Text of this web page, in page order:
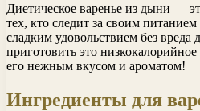
Диетическое варенье из дыни —
тех, кто следит за своим питанием
сладким удовольствием без
приготовить это
его нежным вкусом и ароматом!
Ингредиенты для